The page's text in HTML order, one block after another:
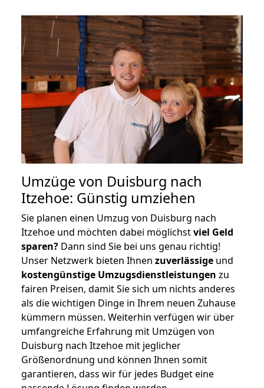
Umzüge von Duisburg nach
Itzehoe: Günstig umziehen
Sie planen einen Umzug von Duisburg nach
Itzehoe und möchten dabei möglichstviel Geld
sparen? Dann sind Sie bei uns genau richtig!
Unser Netzwerk bieten Ihnen zuverlässige und
kostengünstige Umzugsdienstleistungen zu
fairen Preisen, damit Sie sich um nichts anderes
als die wichtigen Dinge in Ihrem neuen Zuhause
kümmern müssen. Weiterhin verfügen wir über
umfangreiche Erfahrung mit Umzügen von
Duisburg nach Itzehoe mit jeglicher
Größenordnung und können Ihnen somit
garantieren, dass wir für jedes Budget eine